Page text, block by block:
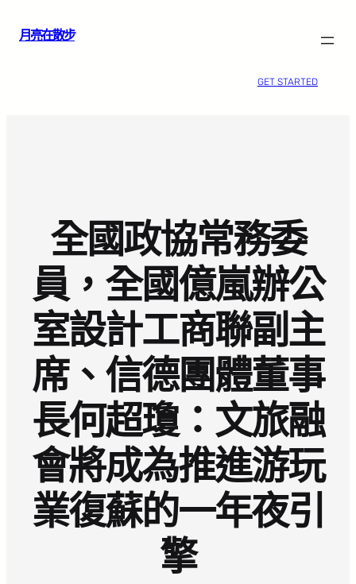
月亮在散步
GET STARTED
全國政協常務委
員，全國億嵐辦公
室設計工商聯副主
席、信德團體董事
長何超瓊：文旅融
會將成為推進游玩
業復蘇的一年夜引
擎